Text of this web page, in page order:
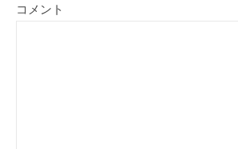
コメント